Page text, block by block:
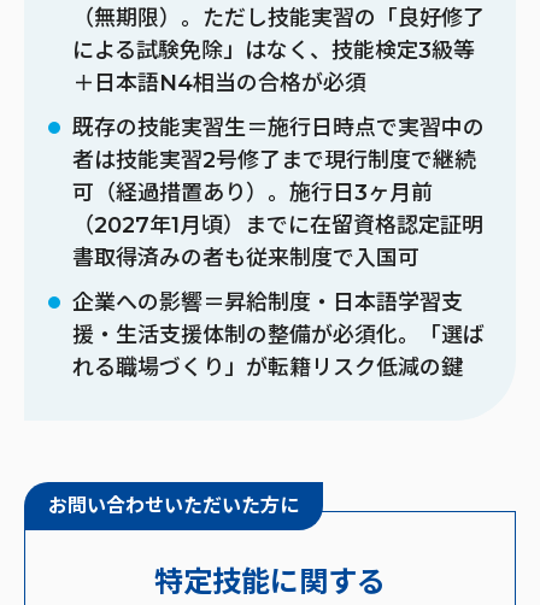
（無期限）。ただし技能実習の「良好修了
による試験免除」はなく、技能検定3級等
＋日本語N4相当の合格が必須
既存の技能実習生＝施行日時点で実習中の
者は技能実習2号修了まで現行制度で継続
可（経過措置あり）。施行日3ヶ月前
（2027年1月頃）までに在留資格認定証明
書取得済みの者も従来制度で入国可
企業への影響＝昇給制度・日本語学習支
援・生活支援体制の整備が必須化。「選ば
れる職場づくり」が転籍リスク低減の鍵
お問い合わせいただいた方に
特定技能に関する